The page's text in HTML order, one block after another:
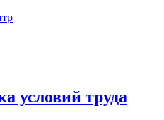
условий труда